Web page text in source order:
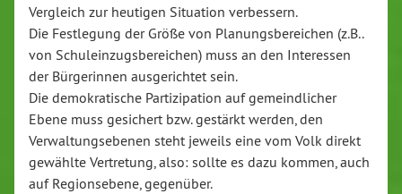
Vergleich zur heutigen Situation verbessern.
Die Festlegung der Größe von Planungsbereichen (z.B..
von Schuleinzugsbereichen) muss an den Interessen
der Bürgerinnen ausgerichtet sein.
Die demokratische Partizipation auf gemeindlicher
Ebene muss gesichert bzw. gestärkt werden, den
Verwaltungsebenen steht jeweils eine vom Volk direkt
gewählte Vertretung, also: sollte es dazu kommen, auch
auf Regionsebene, gegenüber.